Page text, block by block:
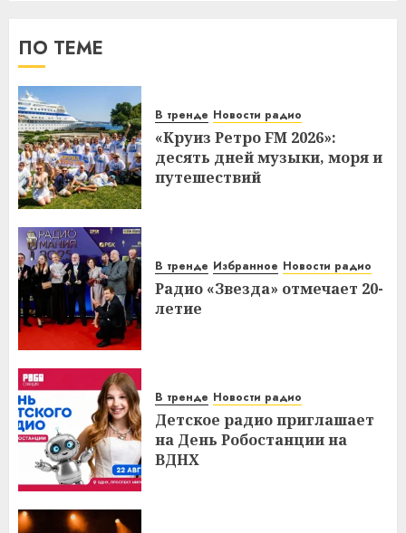
ПО ТЕМЕ
В тренде Новости радио
«Круиз Ретро FM 2026»:
десять дней музыки, моря и
путешествий
В тренде Избранное Новости радио
Радио «Звезда» отмечает 20-
летие
В тренде Новости радио
Детское радио приглашает
на День Робостанции на
ВДНХ